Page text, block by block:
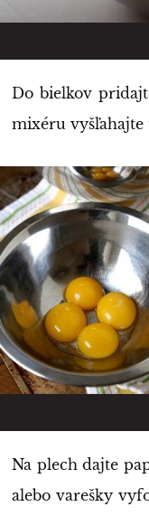
Do bielkov
mixéru vyšľahajte
Na plech dajte
alebo varešky